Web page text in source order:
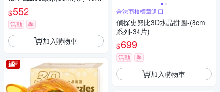
片)
$552
活動 券
加入購物車
合法商檢標章進口
偵探史努比3D水晶拼圖-(8cm
系列-34片)
$699
活動 券
加入購物車